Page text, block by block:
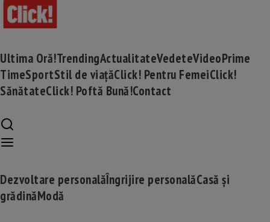
Ultima Oră!TrendingActualitateVedeteVideoPrime
TimeSportStil de viațăClick! Pentru FemeiClick!
SănătateClick! Poftă Bună!Contact
Dezvoltare personalăÎngrijire personalăCasă și
grădinăModă